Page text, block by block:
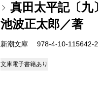
真田太平記〔九
池波正太郎／著
新潮文庫 978-4-10-115642-
文庫電子書籍あり